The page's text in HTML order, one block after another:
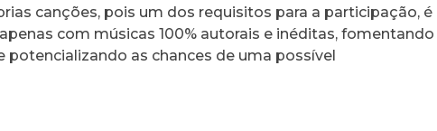
canções, pois um dos requisitos para a participação, é
com músicas 100% autorais e inéditas, fomentando
potencializando as chances de uma possível